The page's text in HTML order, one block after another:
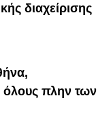
διαχείρισης
όλους πλην των